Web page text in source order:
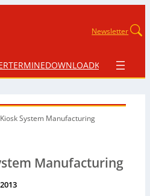
Newsletter
TERMINEDOWNLOADKONTAKT
System Manufacturing
Manufacturing